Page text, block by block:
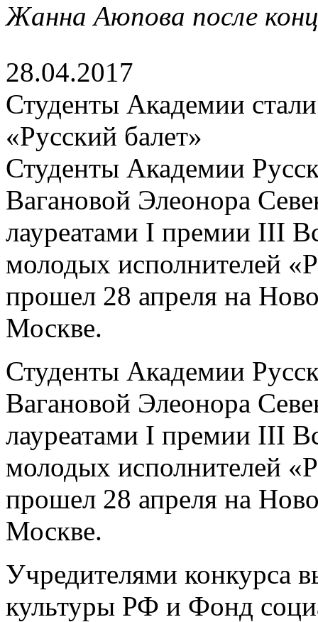
Жанна Аюпова после
28.04.2017
Студенты Академии
«Русский балет»
Студенты Академии
Вагановой Элеонора
лауреатами I премии III
молодых исполнителей
прошел 28 апреля на
Москве.
Студенты Академии
Вагановой Элеонора
лауреатами I премии III
молодых исполнителей
прошел 28 апреля на
Москве.
Учредителями конкурса
культуры РФ и Фонд